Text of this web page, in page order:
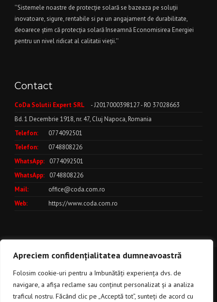
Apreciem confidențialitatea dumneavoastră
Folosim cookie-uri pentru a îmbunătăți experiența dvs. de
navigare, a afișa reclame sau conținut personalizat și a analiza
traficul nostru. Făcând clic pe „Acceptă tot”, sunteți de acord cu
''Sistemele noastre de protecție solară se bazeaza pe soluții
inovatoare, sigure, rentabile si pe un angajament de durabilitate,
deoarece știm că protecția solară înseamnă Economisirea Energiei
pentru un nivel ridicat al calitatii vieții.''
Contact
CoDa Solutii Expert SRL
- J2017000398127 - RO 37028663
Bd. 1 Decembrie 1918, nr. 47, Cluj Napoca, Romania
Telefon:
0774092501
Telefon:
0748808226
WhatsApp:
0774092501
WhatsApp:
0748808226
Mail:
office@coda.com.ro
Web:
https://www.coda.com.ro
Termeni si Conditii
Solutii Expert
© Copyright 2017 - 2025